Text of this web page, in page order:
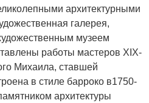
архитектурными
галерея,
музеем
работы мастеров XIX-
Михаила, ставшей
в стиле барроко в1750-
архитектуры